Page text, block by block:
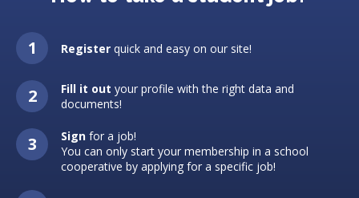
Register quick and easy on our site!
Fill it out your profile with the right data and
documents!
Sign for a job!
You can only start your membership in a school
cooperative by applying for a specific job!